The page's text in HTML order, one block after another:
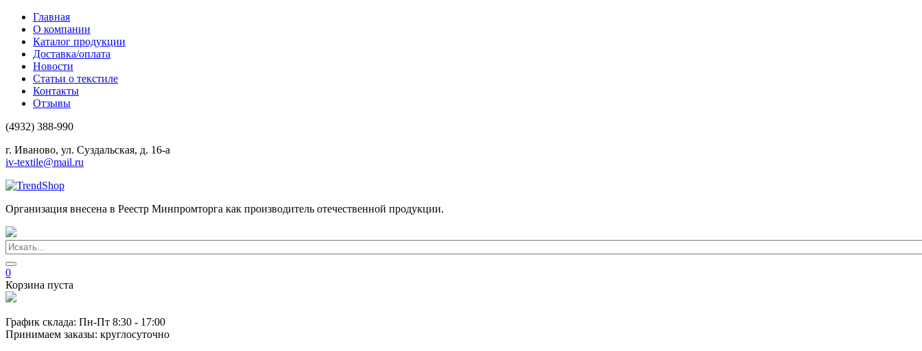
Главная
О компании
Каталог продукции
Доставка/оплата
Новости
Статьи о текстиле
Контакты
Отзывы
(4932) 388-990
г. Иваново, ул. Суздальская, д. 16-а
iv-textile@mail.ru
Организация внесена в Реестр Минпромторга как производитель отечественной продукции.
0
Корзина пуста
График склада: Пн-Пт 8:30 - 17:00
Принимаем заказы: круглосуточно